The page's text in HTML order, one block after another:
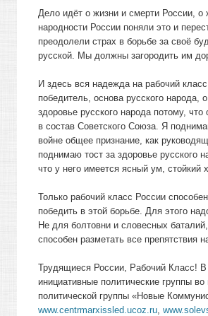
Дело идёт о жизни и смерти России, о
народности России поняли это и
преодолели страх в борьбе за своё
русской. Мы должны загородить им
И здесь вся надежда на рабочий
победитель, основа русского
здоровье русского народа потому,
в состав Советского Союза. Я
войне общее признание, как
поднимаю тост за здоровье русского
что у него имеется ясный ум, стойкий
Только рабочий класс России
победить в этой борьбе. Для этого
Не для болтовни и словесных
способен разметать все препятствия
Трудящиеся России, Рабочий Класс!
инициативные политические группы
политической группы «Новые
www.centrmarxissled.ucoz.ru,